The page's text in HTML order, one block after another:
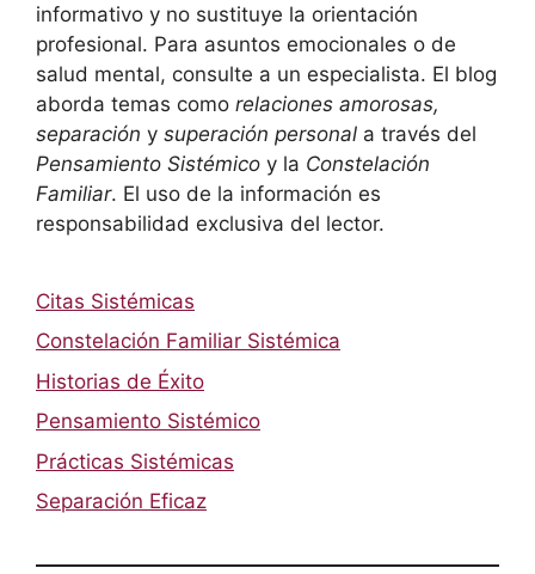
informativo y no sustituye la orientación
profesional. Para asuntos emocionales o de
salud mental, consulte a un especialista. El blog
aborda temas como relaciones amorosas,
separación y superación personal a través del
Pensamiento Sistémico y la Constelación
Familiar. El uso de la información es
responsabilidad exclusiva del lector.
Citas Sistémicas
Constelación Familiar Sistémica
Historias de Éxito
Pensamiento Sistémico
Prácticas Sistémicas
Separación Eficaz